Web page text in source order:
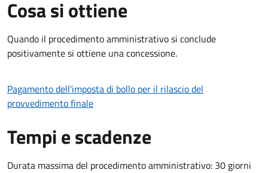
Cosa si ottiene
Quando il procedimento amministrativo si conclude
positivamente si ottiene una concessione.
Pagamento dell'imposta di bollo per il rilascio del
provvedimento finale
Tempi e scadenze
Durata massima del procedimento amministrativo: 30 giorni